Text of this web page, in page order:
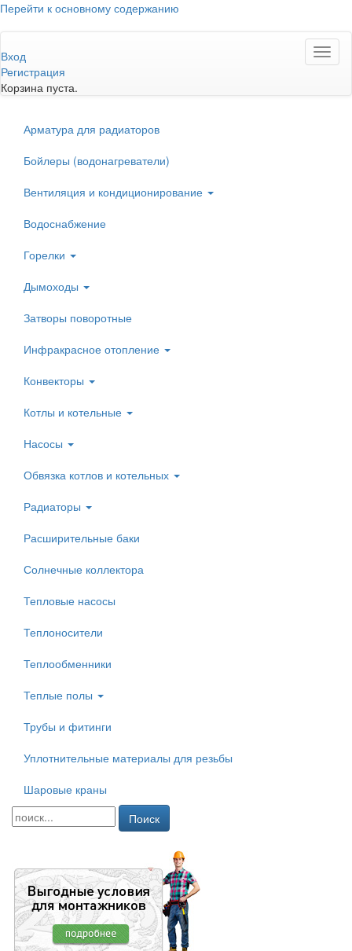
Перейти к основному содержанию
Вход
Регистрация
Корзина пуста.
Арматура для радиаторов
Бойлеры (водонагреватели)
Вентиляция и кондиционирование
Водоснабжение
Горелки
Дымоходы
Затворы поворотные
Инфракрасное отопление
Конвекторы
Котлы и котельные
Насосы
Обвязка котлов и котельных
Радиаторы
Расширительные баки
Солнечные коллектора
Тепловые насосы
Теплоносители
Теплообменники
Теплые полы
Трубы и фитинги
Уплотнительные материалы для резьбы
Шаровые краны
Поиск